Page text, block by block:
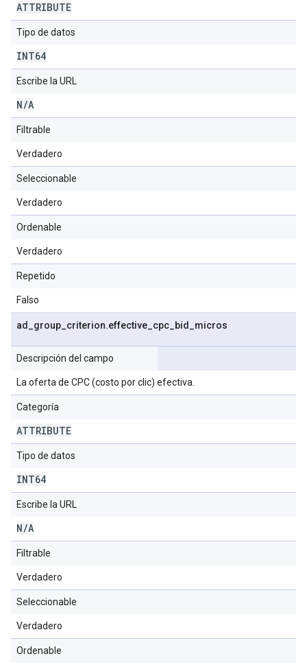
ATTRIBUTE
Tipo de datos
INT64
Escribe la URL
N/A
Filtrable
Verdadero
Seleccionable
Verdadero
Ordenable
Verdadero
Repetido
Falso
ad group criterion.effective cpc bid micros
Descripción del campo
La oferta de CPC (costo por clic) efectiva.
Categoría
ATTRIBUTE
Tipo de datos
INT64
Escribe la URL
N/A
Filtrable
Verdadero
Seleccionable
Verdadero
Ordenable